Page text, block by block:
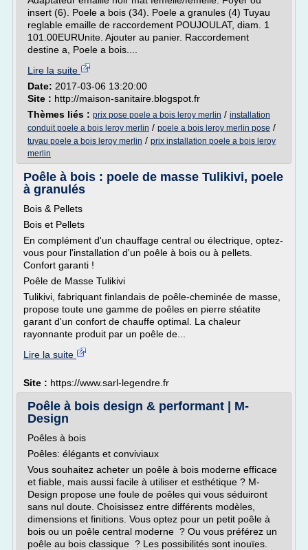
insert (6). Poele a bois (34). Poele a granules (4) Tuyau
reglable emaille de raccordement POUJOULAT, diam. 1
101.00EURUnite. Ajouter au panier. Raccordement
destine a, Poele a bois....
Lire la suite
Date: 2017-03-06 13:20:00
Site : http://maison-sanitaire.blogspot.fr
Thèmes liés : prix pose poele a bois leroy merlin / installation
conduit poele a bois leroy merlin / poele a bois leroy merlin pose /
tuyau poele a bois leroy merlin / prix installation poele a bois leroy
merlin
Poêle à bois : poele de masse Tulikivi, poele
à granulés
Bois & Pellets
Bois et Pellets
En complément d'un chauffage central ou électrique, optez-
vous pour l'installation d'un poêle à bois ou à pellets.
Confort garanti !
Poêle de Masse Tulikivi
Tulikivi, fabriquant finlandais de poêle-cheminée de masse,
propose toute une gamme de poêles en pierre stéatite
garant d'un confort de chauffe optimal. La chaleur
rayonnante produit par un poêle de...
Lire la suite
Site : https://www.sarl-legendre.fr
Poêle à bois design & performant | M-
Design
Poêles à bois
Poêles: élégants et conviviaux
Vous souhaitez acheter un poêle à bois moderne efficace
et fiable, mais aussi facile à utiliser et esthétique ? M-
Design propose une foule de poêles qui vous séduiront
sans nul doute. Choisissez entre différents modèles,
dimensions et finitions. Vous optez pour un petit poêle à
bois ou un poêle central moderne ? Ou vous préférez un
poêle au bois classique ? Les possibilités sont inouïes.